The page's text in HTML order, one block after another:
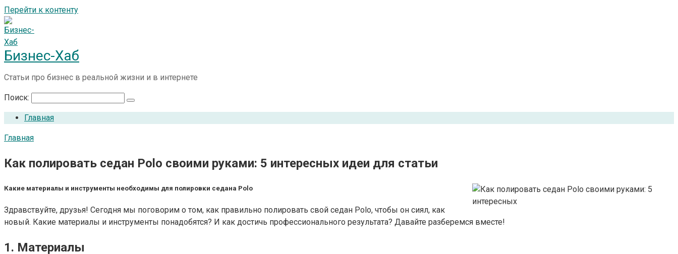
Перейти к контенту
Бизнес-Хаб
Статьи про бизнес в реальной жизни и в интернете
Поиск:
Главная
Главная
Как полировать седан Polo своими руками: 5 интересных идеи для статьи
Какие материалы и инструменты необходимы для полировки седана Polo
Здравствуйте, друзья! Сегодня мы поговорим о том, как правильно полировать свой седан Polo, чтобы он сиял, как
новый. Какие материалы и инструменты понадобятся? И как достичь профессионального результата? Давайте разберемся вместе!
1. Материалы